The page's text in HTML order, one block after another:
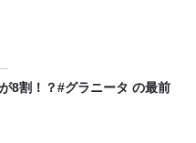
8割！？#グラニータ の最前